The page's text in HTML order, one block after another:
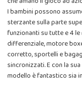
I bambini possono
sterzante sulla parte
funzionanti su tutte e 4
differenziale, motore
corretto, sportelli e
sincronizzati. E con la
modello è fantastico sia